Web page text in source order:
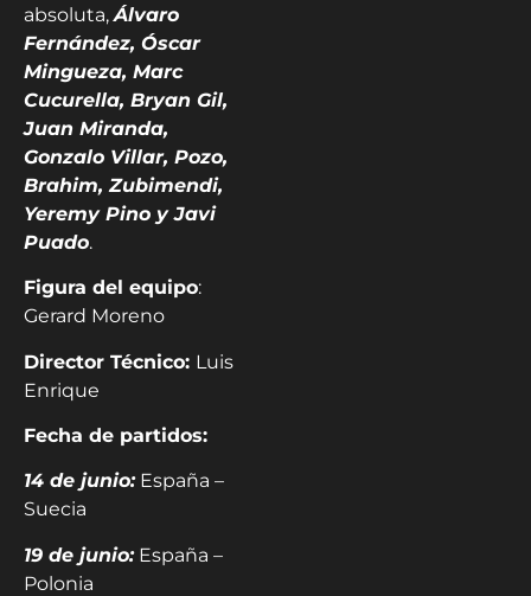
absoluta, Álvaro
Fernández, Óscar
Mingueza, Marc
Cucurella, Bryan Gil,
Juan Miranda,
Gonzalo Villar, Pozo,
Brahim, Zubimendi,
Yeremy Pino y Javi
Puado.
Figura del equipo:
Gerard Moreno
Director Técnico: Luis
Enrique
Fecha de partidos:
14 de junio:España –
Suecia
19 de junio:España –
Polonia